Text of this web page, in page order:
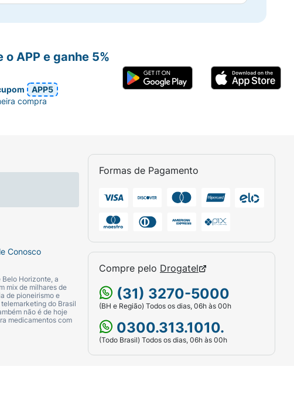
secas e maduras, que geralmente evitam o
do dia.
dura mais e sua pele recebe tratamento!
Palmitato de Ascorbila, Ácido Ascórbico,
77492, Corante Vermelho 77491, Corante
Sela a maquiagem com acabamento
Conosco
Horizonte, a
mix de milhares de
de pioneirismo e
do Brasil
não é de hoje
medicamentos com
Formas de Pagamento
Compre pelo Drogatel
(31) 3270-5000
(BH e Região) Todos os dias, 06h às 00h
0300.313.1010.
(Todo Brasil) Todos os dias, 06h às 00h
o APP e ganhe 5%
APP5
compra